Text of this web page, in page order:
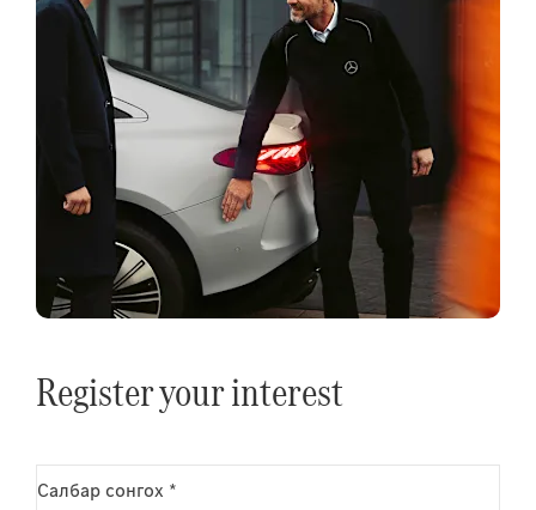
Register your interest
Салбар сонгох *